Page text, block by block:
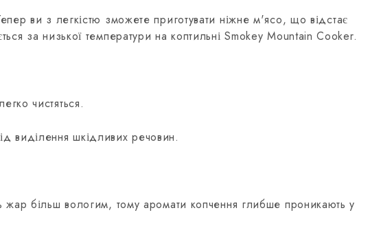
ви з легкістю зможете приготувати ніжне м'ясо, що відстає
за низької температури на коптильні Smokey Mountain Cooker.
чистяться.
виділення шкідливих речовин.
жар більш вологим, тому аромати копчення глибше проникають у